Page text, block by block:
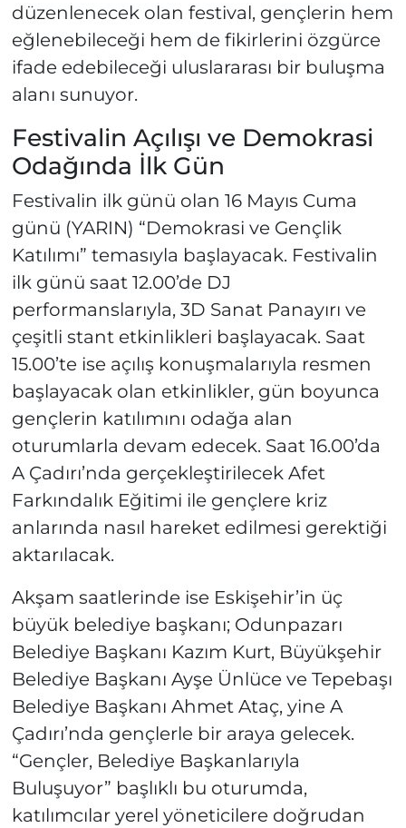
düzenlenecek olan festival, gençlerin hem
eğlenebileceği hem de fikirlerini özgürce
ifade edebileceği uluslararası bir buluşma
alanı sunuyor.
Festivalin Açılışı ve Demokrasi
Odağında İlk Gün
Festivalin ilk günü olan 16 Mayıs Cuma
günü (YARIN) “Demokrasi ve Gençlik
Katılımı” temasıyla başlayacak. Festivalin
ilk günü saat 12.00’de DJ
performanslarıyla, 3D Sanat Panayırı ve
çeşitli stant etkinlikleri başlayacak. Saat
15.00’te ise açılış konuşmalarıyla resmen
başlayacak olan etkinlikler, gün boyunca
gençlerin katılımını odağa alan
oturumlarla devam edecek. Saat 16.00’da
A Çadırı’nda gerçekleştirilecek Afet
Farkındalık Eğitimi ile gençlere kriz
anlarında nasıl hareket edilmesi gerektiği
aktarılacak.
Akşam saatlerinde ise Eskişehir’in üç
büyük belediye başkanı; Odunpazarı
Belediye Başkanı Kazım Kurt, Büyükşehir
Belediye Başkanı Ayşe Ünlüce ve Tepebaşı
Belediye Başkanı Ahmet Ataç, yine A
Çadırı’nda gençlerle bir araya gelecek.
“Gençler, Belediye Başkanlarıyla
Buluşuyor” başlıklı bu oturumda,
katılımcılar yerel yöneticilere doğrudan